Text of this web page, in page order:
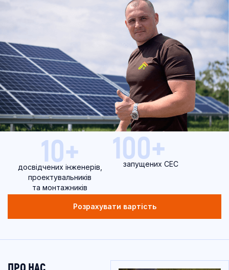
10+
досвідчених інженерів,
проектувальників
та монтажників
100+
запущених СЕС
Розрахувати вартість
ПРО НАС